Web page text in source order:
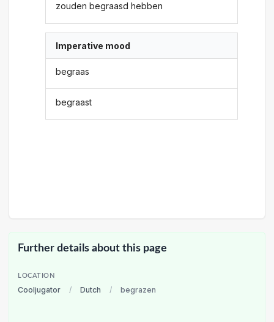
zouden begraasd hebben
Imperative mood
begraas
begraast
Further details about this page
LOCATION
Cooljugator / Dutch / begrazen